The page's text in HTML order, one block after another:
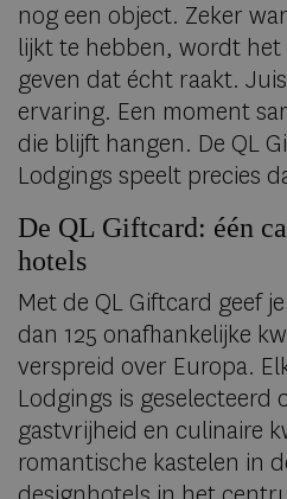
nog een object. Zeker
lijkt te hebben, wordt het
geven dat écht raakt.
ervaring. Een moment
die blijft hangen. De QL
Lodgings speelt precies
De QL Giftcard: één
hotels
Met de QL Giftcard geef
dan 125 onafhankelijke
verspreid over Europa.
Lodgings is geselecteerd
gastvrijheid en culinaire
romantische kastelen in